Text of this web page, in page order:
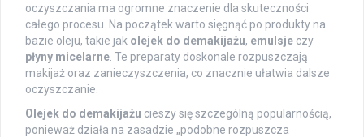
oczyszczania ma ogromne znaczenie dla skuteczności
całego procesu. Na początek warto sięgnąć po produkty na
bazie oleju, takie jak olejek do demakijażu, emulsje czy
płyny micelarne . Te preparaty doskonale rozpuszczają
makijaż oraz zanieczyszczenia, co znacznie ułatwia dalsze
oczyszczanie.
Olejek do demakijażu cieszy się szczególną popularnością,
ponieważ działa na zasadzie „podobne rozpuszcza